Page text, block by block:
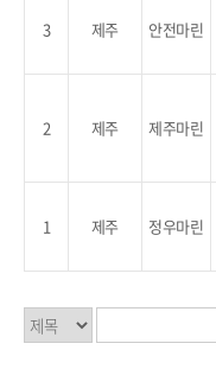
3 제주 안전마린
2 제주 제주마린
1 제주 정우마린